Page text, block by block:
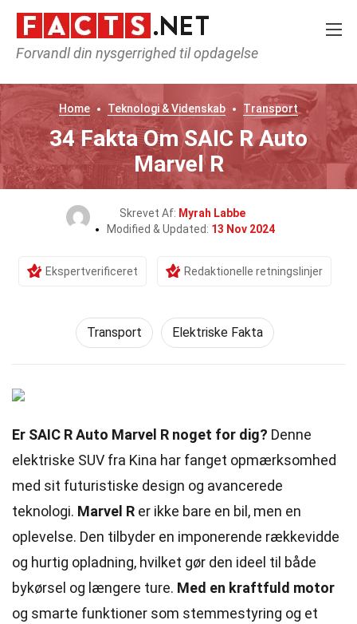
Forvandl din nysgerrighed til opdagelse
Home Teknologi & Videnskab Transport
34 Fakta Om SAIC R Auto
Marvel R
Skrevet Af: Myrah Labbe
Modified & Updated: 13 Nov 2024
Ekspertverificeret Redaktionelle retningslinjer
Transport Elektriske Fakta
Er SAIC R Auto Marvel R noget for dig? Denne
elektriske SUV fra Kina har fanget opmærksomhed
med sit futuristiske design og avancerede
teknologi. Marvel R er ikke bare en bil, men en
oplevelse. Den tilbyder en imponerende rækkevidde
og hurtig opladning, hvilket gør den ideel til både
bykørsel og længere ture. Med en kraftfuld motor
og smarte funktioner som stemmestyring og et